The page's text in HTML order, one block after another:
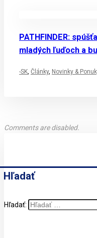
PATHFINDER:
mladých ľuďoch a
-SK Články, Novinky &
Comments are disabled.
Hľadať
Hľadať: